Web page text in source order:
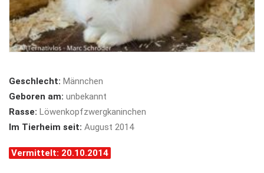
Geschlecht: Männchen
Geboren am: unbekannt
Rasse: Löwenkopfzwergkaninchen
Im Tierheim seit: August 2014
Vermittelt: 20.10.2014